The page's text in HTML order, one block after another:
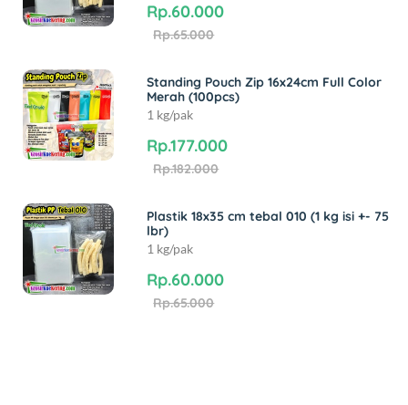
Rp.60.000
Rp.65.000
Standing Pouch Zip 16x24cm Full Color
Merah (100pcs)
1 kg/pak
Rp.177.000
Rp.182.000
Plastik 18x35 cm tebal 010 (1 kg isi +- 75
lbr)
1 kg/pak
Rp.60.000
Rp.65.000